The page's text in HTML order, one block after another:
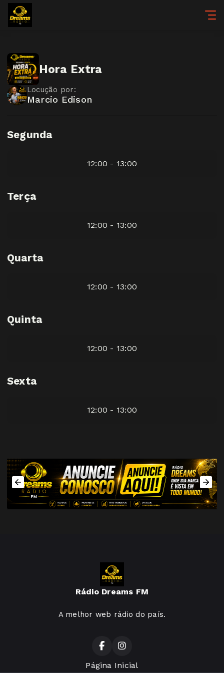
Hora Extra
Locução por:
Marcio Edison
Segunda
12:00 - 13:00
Terça
12:00 - 13:00
Quarta
12:00 - 13:00
Quinta
12:00 - 13:00
Sexta
12:00 - 13:00
Rádio Dreams FM
A melhor web rádio do país.
Página Inicial